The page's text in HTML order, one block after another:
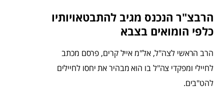
הרבצ"ר הנכנס מגיב להתבטאויותיו
כלפי הומואים בצבא
הרב הראשי לצה"ל, אל"מ אייל קרים, פרסם מכתב
לחיילי ומפקדי צה"ל בו הוא מבהיר את יחסו לחיילים
להט"בים.